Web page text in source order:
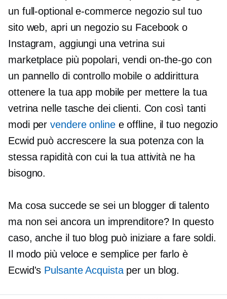
un full-optional e-commerce negozio sul tuo
sito web, apri un negozio su Facebook o
Instagram, aggiungi una vetrina sui
marketplace più popolari, vendi on-the-gocon
un pannello di controllo mobile o addirittura
ottenere la tua app mobile per mettere la tua
vetrina nelle tasche dei clienti. Con così tanti
modi pervendere onlinee offline, il tuo negozio
Ecwid può accrescere la sua potenza con la
stessa rapidità con cui la tua attività ne ha
bisogno.
Ma cosa succede se sei un blogger di talento
ma non sei ancora un imprenditore? In questo
caso, anche il tuo blog può iniziare a fare soldi.
Il modo più veloce e semplice per farlo è
Ecwid's Pulsante Acquistaper un blog.